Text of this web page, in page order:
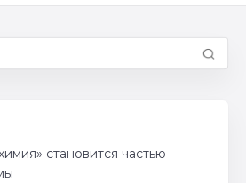
становится частью